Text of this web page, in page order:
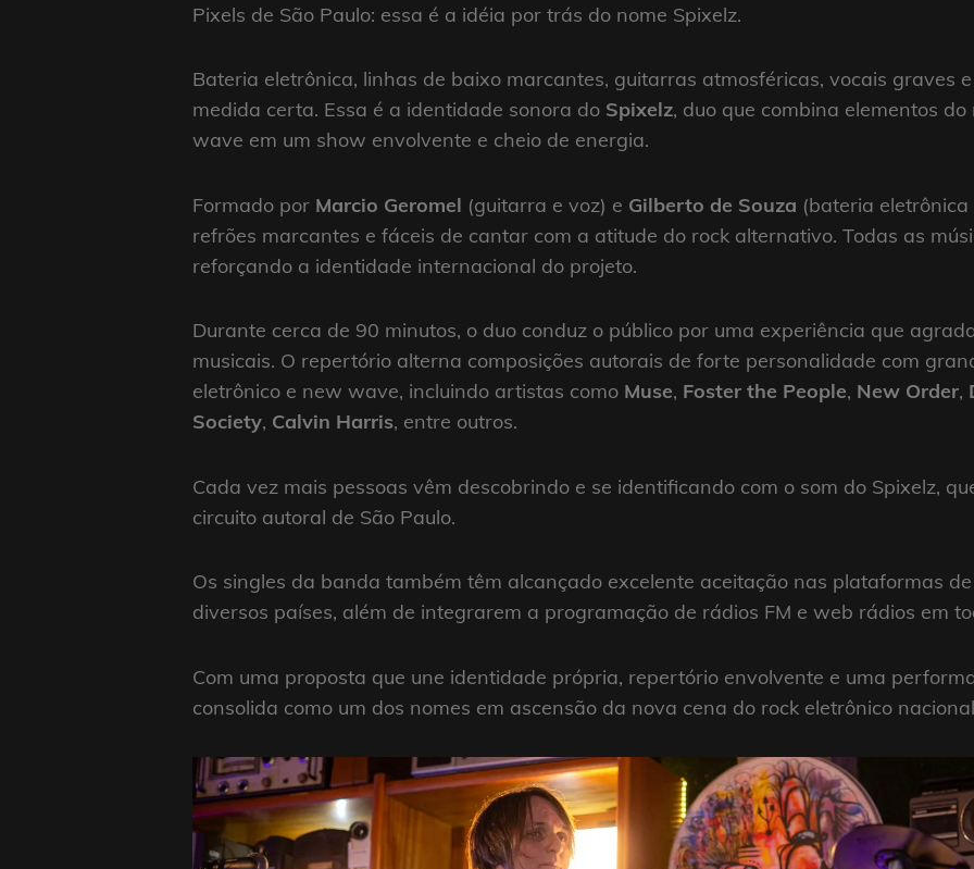
Pixels de São Paulo: essa é a idéia por trás do nome Spixelz.
Bateria eletrônica, linhas de baixo marcantes, guitarras atmosféricas, vocais graves
medida certa. Essa é a identidade sonora do Spixelz, duo que combina elementos
wave em um show envolvente e cheio de energia.
Formado por Marcio Geromel (guitarra e voz) e Gilberto de Souza (bateria
refrões marcantes e fáceis de cantar com a atitude do rock alternativo. Todas as
reforçando a identidade internacional do projeto.
Durante cerca de 90 minutos, o duo conduz o público por uma experiência que
musicais. O repertório alterna composições autorais de forte personalidade com
eletrônico e new wave, incluindo artistas como Muse, Foster the People, New Order,
Society, Calvin Harris, entre outros.
Cada vez mais pessoas vêm descobrindo e se identificando com o som do Spixelz,
circuito autoral de São Paulo.
Os singles da banda também têm alcançado excelente aceitação nas plataformas
diversos países, além de integrarem a programação de rádios FM e web rádios em
Com uma proposta que une identidade própria, repertório envolvente e uma
consolida como um dos nomes em ascensão da nova cena do rock eletrônico